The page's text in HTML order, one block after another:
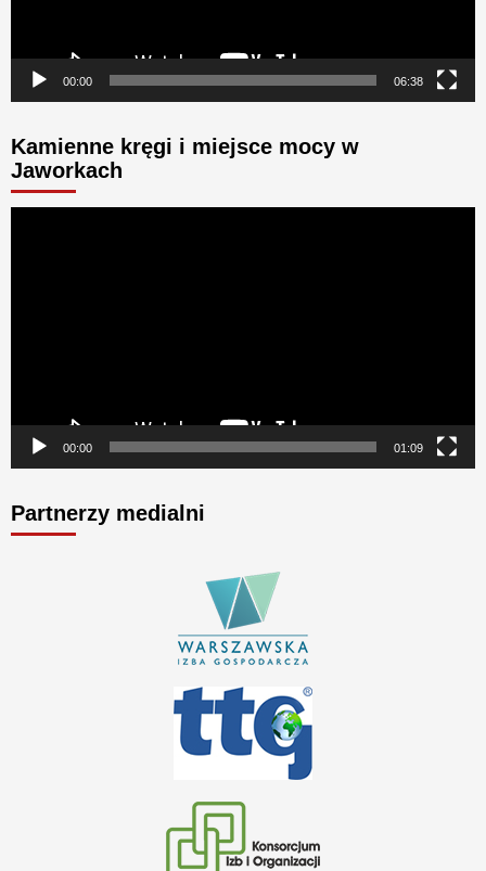
00:00 06:38
Kamienne kręgi i miejsce mocy w
Jaworkach
00:00 01:09
Partnerzy medialni